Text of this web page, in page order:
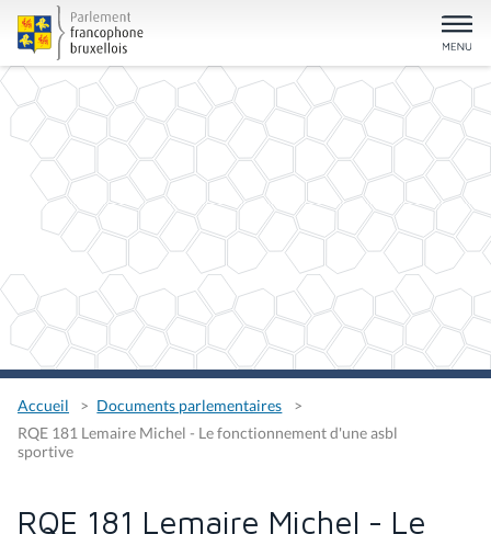
Accueil
Documents parlementaires
RQE 181 Lemaire Michel - Le fonctionnement d'une asbl
sportive
RQE 181 Lemaire Michel - Le